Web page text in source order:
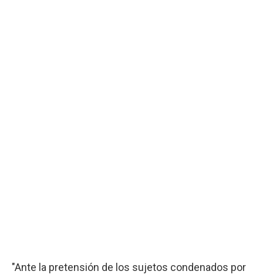
"Ante la pretensión de los sujetos condenados por